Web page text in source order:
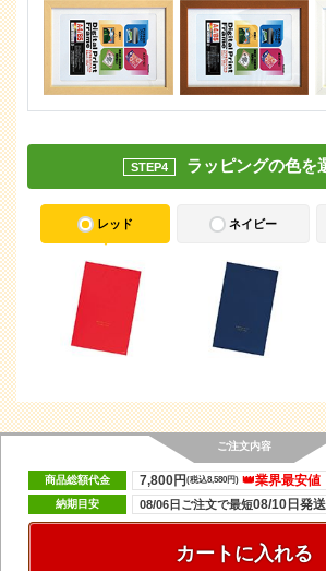
STEP4 ラッピングの色を
レッド ネイビー
ご注文内容
商品総額代金 👑業界最安値
7,800円(税込8,580円)
納期目安 08/06日ご注文で最短08/10日発送
カートに入れる